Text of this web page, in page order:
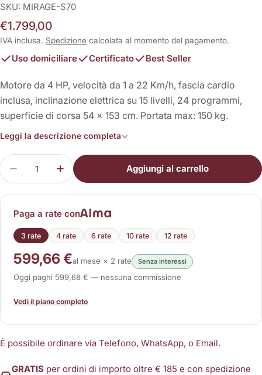
SKU: MIRAGE-S70
Prezzo
normale
€1.799,00
IVA inclusa. Spedizione calcolata al momento del pagamento.
Uso domiciliare Certificato Best Seller
Motore da 4 HP, velocità da 1 a 22 Km/h, fascia cardio
inclusa, inclinazione elettrica su 15 livelli, 24 programmi,
superficie di corsa 54 x 153 cm. Portata max: 150 kg.
Leggi la descrizione completa
Quantità
Diminuisci la quantità per Mirage S70
Aumenta la quantità per Mirage S70
Aggiungi al carrello
Paga a rate con
3 rate 4 rate 6 rate 10 rate 12 rate
599,66 €al mese × 2 rate Senza interessi
Oggi paghi 599,68 € — nessuna commissione
Vedi il piano completo
È possibile ordinare via Telefono, WhatsApp, o Email.
GRATIS per ordini di importo oltre € 185 e con spedizione